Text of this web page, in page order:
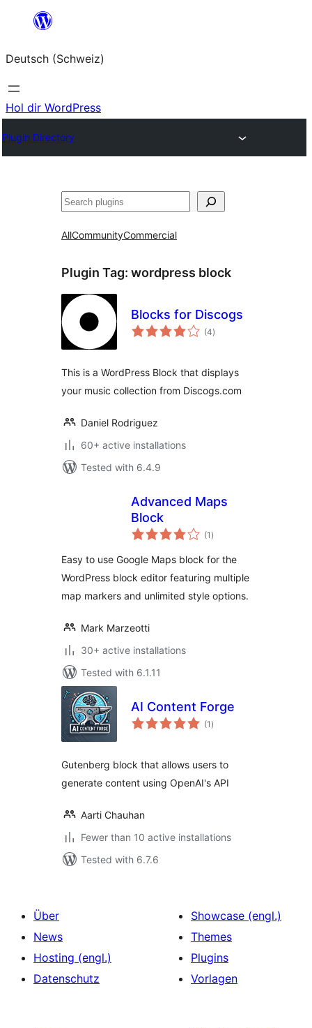
springen
Deutsch (Schweiz)
Hol dir WordPress
Plugin Directory
Suchen
AllCommunityCommercial
Plugin Tag: wordpress block
Blocks for Discogs
(4total
ratings
)
This is a WordPress Block that displays
your music collection from Discogs.com
Daniel Rodriguez
60+ active installations
Tested with 6.4.9
Advanced Maps
Block
(1 total
ratings
)
Easy to use Google Maps block for the
WordPress block editor featuring multiple
map markers and unlimited style options.
Mark Marzeotti
30+ active installations
Tested with 6.1.11
AI Content Forge
(1 total
ratings
)
Gutenberg block that allows users to
generate content using OpenAI's API
Aarti Chauhan
Fewer than 10 active installations
Tested with 6.7.6
Über
News
Hosting (engl.)
Datenschutz
Showcase (engl.)
Themes
Plugins
Vorlagen